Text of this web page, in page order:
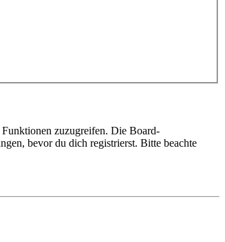
zuzugreifen. Die Board-
bevor du dich registrierst. Bitte beachte